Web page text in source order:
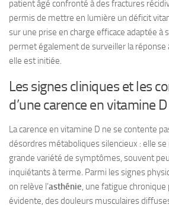
patient âgé confronté à des fractures
permis de mettre en lumière un déficit
sur une prise en charge efficace adaptée à
permet également de surveiller la réponse
elle est initiée.
Les signes cliniques et les
d’une carence en vitamine D
La carence en vitamine D ne se contente
désordres métaboliques silencieux : elle
grande variété de symptômes, souvent
inquiétants à terme. Parmi les signes
on relève l’asthénie, une fatigue
évidente, des douleurs musculaires